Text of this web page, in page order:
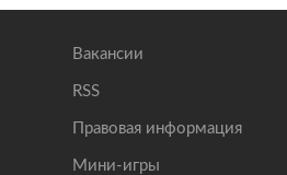
Вакансии
RSS
Правовая информация
Мини-игры